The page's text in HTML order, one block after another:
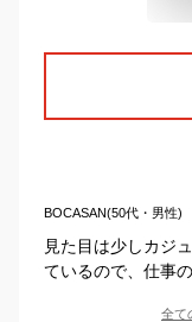
BOCASAN(50代・男性)
見た目は少しカジ
ているので、仕事
全て